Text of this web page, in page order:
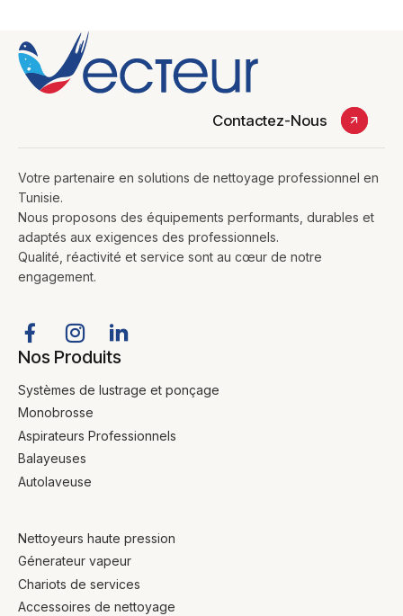
Contactez-Nous
Votre partenaire en solutions de nettoyage professionnel en
Tunisie.
Nous proposons des équipements performants, durables et
adaptés aux exigences des professionnels.
Qualité, réactivité et service sont au cœur de notre
engagement.
Nos Produits
Systèmes de lustrage et ponçage
Monobrosse
Aspirateurs Professionnels
Balayeuses
Autolaveuse
Nettoyeurs haute pression
Génerateur vapeur
Chariots de services
Accessoires de nettoyage